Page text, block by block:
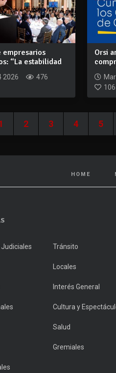
empresarios
“La estabilidad
2026
476
Orsi
106
2 3 4 5
HOME
Judiciales Tránsito
Locales
Interés General
Cultura y
Salud
Gremiales